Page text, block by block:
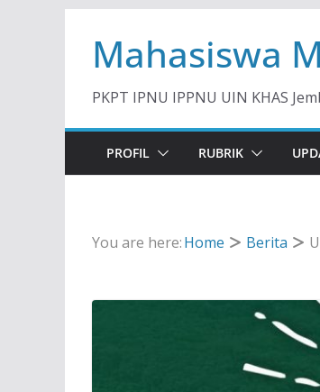
contentMahasiswa
PKPT IPNU IPPNU UIN KHAS
PROFIL RUBRIK
You are here:Home Berita